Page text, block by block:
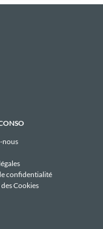
nous
confidentialité
Cookies